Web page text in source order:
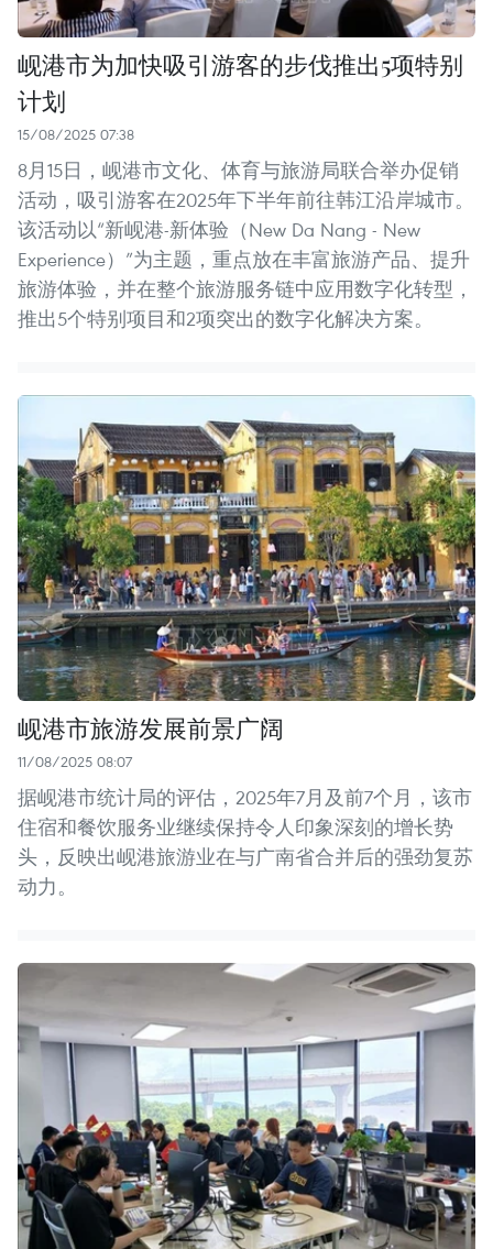
岘港市为加快吸引游客的步伐推出5项特别
计划
15/08/2025 07:38
8月15日，岘港市文化、体育与旅游局联合举办促销
活动，吸引游客在2025年下半年前往韩江沿岸城市。
该活动以“新岘港-新体验（New Da Nang - New
Experience）”为主题，重点放在丰富旅游产品、提升
旅游体验，并在整个旅游服务链中应用数字化转型，
推出5个特别项目和2项突出的数字化解决方案。
岘港市旅游发展前景广阔
11/08/2025 08:07
据岘港市统计局的评估，2025年7月及前7个月，该市
住宿和餐饮服务业继续保持令人印象深刻的增长势
头，反映出岘港旅游业在与广南省合并后的强劲复苏
动力。